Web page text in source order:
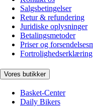
Salgsbetingelser
Retur & refundering
Juridiske oplysninger
Betalingsmetoder
Priser og
Fortrolighedserklæring
Vores butikker
Basket-Center
Daily Bikers